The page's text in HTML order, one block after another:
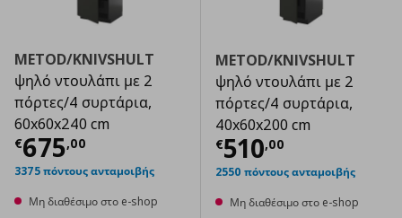
METOD/KNIVSHULT
ψηλό ντουλάπι με 2
πόρτες/4 συρτάρια,
60x60x240 cm
€675,00
Τρέχουσα τιμή € 675,00
3375 πόντους ανταμοιβής
Μη διαθέσιμο στο e-shop
METOD/KNIVSHULT
ψηλό ντουλάπι με 2
πόρτες/4 συρτάρια,
40x60x200 cm
€510,00
Τρέχουσα
2550 πόντους ανταμοιβής
Μη διαθέσιμο στο e-shop